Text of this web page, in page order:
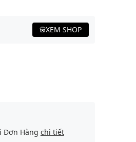
XEM SHOP
Đơn Hàng chi tiết